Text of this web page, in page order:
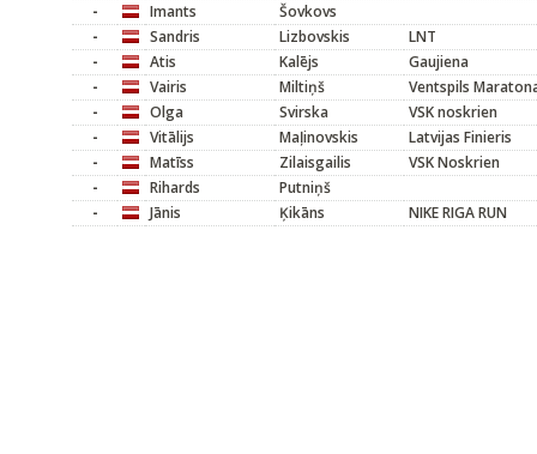
-
Imants
Šovkovs
-
Sandris Lizbovskis
LNT
-
Atis Kalējs
Gaujiena
-
Vairis Miltiņš
Ventspils
-
Olga Svirska
VSK noskrien
-
Vitālijs Maļinovskis
Latvijas Finieris
-
Matīss Zilaisgailis
VSK Noskrien
-
Rihards
Putniņš
-
Jānis Ķikāns NIKE RIGA RUN